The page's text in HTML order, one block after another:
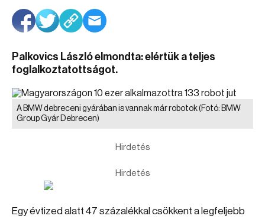
Palkovics László elmondta: elértük a teljes
foglalkoztatottságot.
A BMW debreceni gyárában is vannak már robotok(Fotó: BMW
Group Gyár Debrecen)
Hirdetés
Hirdetés
Egy évtized alatt 47 százalékkal csökkent a legfeljebb